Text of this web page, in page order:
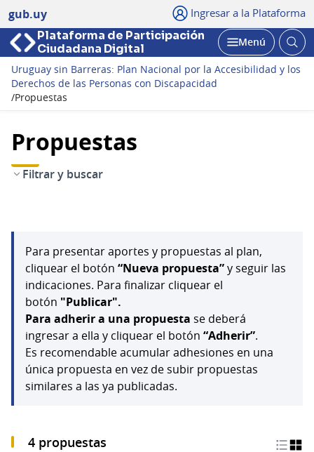
gub.uy Ingresar a la Plataforma
Plataforma de Participación
Ciudadana Digital
Abrir
Menú
Uruguay sin Barreras: Plan Nacional por la Accesibilidad y los
Derechos de las Personas con Discapacidad
/Propuestas
Propuestas
Filtrar y buscar
Para presentar aportes y propuestas al plan,
cliquear el botón “Nueva propuesta”y seguir las
indicaciones. Para finalizar cliquear el
botón "Publicar".
Para adherir a una propuesta se deberá
ingresar a ella y cliquear el botón “Adherir”.
Es recomendable acumular adhesiones en una
única propuesta en vez de subir propuestas
similares a las ya publicadas.
4 propuestas